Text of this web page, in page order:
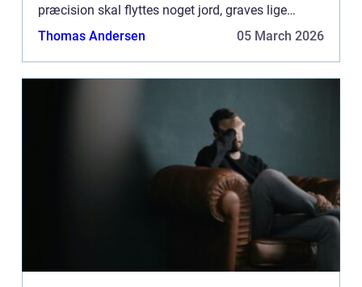
præcision skal flyttes noget jord, graves lige
render, eller måske løftes t...
Thomas Andersen 05 March 2026